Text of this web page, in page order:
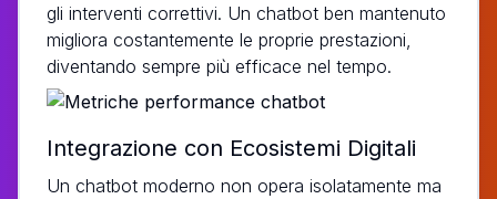
gli interventi correttivi. Un chatbot ben mantenuto
migliora costantemente le proprie prestazioni,
diventando sempre più efficace nel tempo.
Integrazione con Ecosistemi Digitali
Un chatbot moderno non opera isolatamente ma